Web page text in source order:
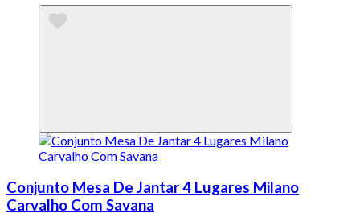
Conjunto Mesa De Jantar 4 Lugares Milano
Carvalho Com Savana